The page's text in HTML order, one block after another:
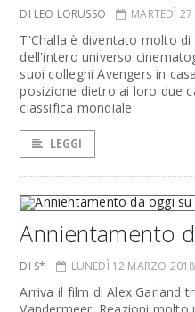
DI LEO LORUSSO MARTEDÌ
T'Challa è diventato molto di
dell'intero universo
suoi colleghi Avengers in
posizione dietro ai loro due
classifica mondiale
LEGGI
Annientamento
DI S* LUNEDÌ 12 MARZO 2018
Arriva il film di Alex Garland